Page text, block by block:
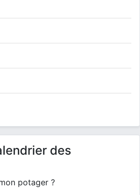
des
potager ?